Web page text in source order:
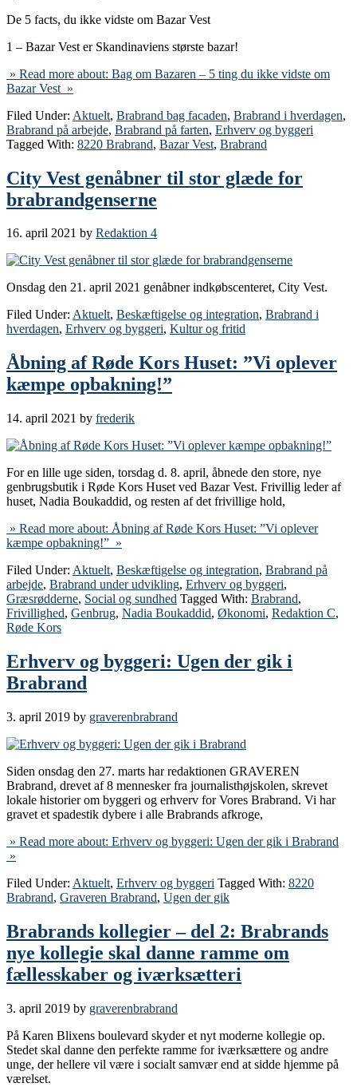
De 5 facts, du ikke vidste om Bazar Vest
1 – Bazar Vest er Skandinaviens største bazar!
» Read more about: Bag om Bazaren – 5 ting du ikke vidste om
Bazar Vest »
Filed Under: Aktuelt, Brabrand bag facaden, Brabrand i hverdagen,
Brabrand på arbejde, Brabrand på farten, Erhverv og byggeri
Tagged With: 8220 Brabrand, Bazar Vest, Brabrand
City Vest genåbner til stor glæde for
brabrandgenserne
16. april 2021 by Redaktion 4
Onsdag den 21. april 2021 genåbner indkøbscenteret, City Vest.
Filed Under: Aktuelt, Beskæftigelse og integration, Brabrand i
hverdagen, Erhverv og byggeri, Kultur og fritid
Åbning af Røde Kors Huset: ”Vi oplever
kæmpe opbakning!”
14. april 2021 by frederik
For en lille uge siden, torsdag d. 8. april, åbnede den store, nye
genbrugsbutik i Røde Kors Huset ved Bazar Vest. Frivillig leder af
huset, Nadia Boukaddid, og resten af det frivillige hold,
» Read more about: Åbning af Røde Kors Huset: ”Vi oplever
kæmpe opbakning!” »
Filed Under: Aktuelt, Beskæftigelse og integration, Brabrand på
arbejde, Brabrand under udvikling, Erhverv og byggeri,
Græsrødderne, Social og sundhed Tagged With: Brabrand,
Frivillighed, Genbrug, Nadia Boukaddid, Økonomi, Redaktion C,
Røde Kors
Erhverv og byggeri: Ugen der gik i
Brabrand
3. april 2019 by graverenbrabrand
Siden onsdag den 27. marts har redaktionen GRAVEREN
Brabrand, drevet af 8 mennesker fra journalisthøjskolen, skrevet
lokale historier om byggeri og erhverv for Vores Brabrand. Vi har
gravet et spadestik dybere i alle Brabrands afkroge,
» Read more about: Erhverv og byggeri: Ugen der gik i Brabrand
»
Filed Under: Aktuelt, Erhverv og byggeri Tagged With: 8220
Brabrand, Graveren Brabrand, Ugen der gik
Brabrands kollegier – del 2: Brabrands
nye kollegie skal danne ramme om
fællesskaber og iværksætteri
3. april 2019 by graverenbrabrand
På Karen Blixens boulevard skyder et nyt moderne kollegie op.
Stedet skal danne den perfekte ramme for iværksættere og andre
unge, der hellere vil være i socialt samvær end at sidde hjemme på
værelset.